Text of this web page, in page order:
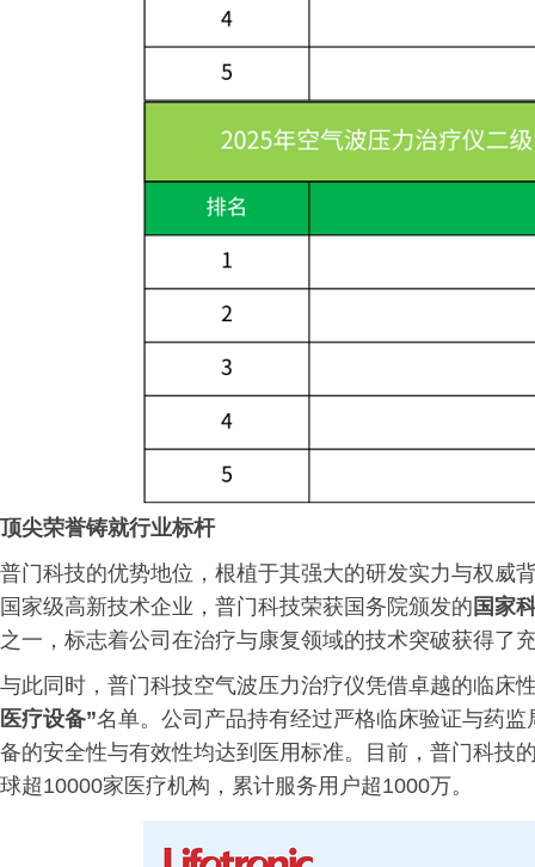
顶尖荣誉铸就行业标杆
普门科技的优势地位，根植于其强大的研发实力与权威
国家级高新技术企业，普门科技荣获国务院颁发的 国家
之一，标志着公司在治疗与康复领域的技术突破获得了
与此同时，普门科技空气波压力治疗仪凭借卓越的临床
医疗设备”名单。公司产品持有经过严格临床验证与药监
备的安全性与有效性均达到医用标准。目前，普门科技
球超10000家医疗机构，累计服务用户超1000万。